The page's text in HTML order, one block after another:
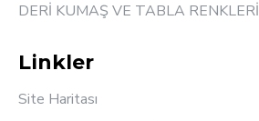
DERİ KUMAŞ VE TABLA RENKLERİ
Linkler
Site Haritası